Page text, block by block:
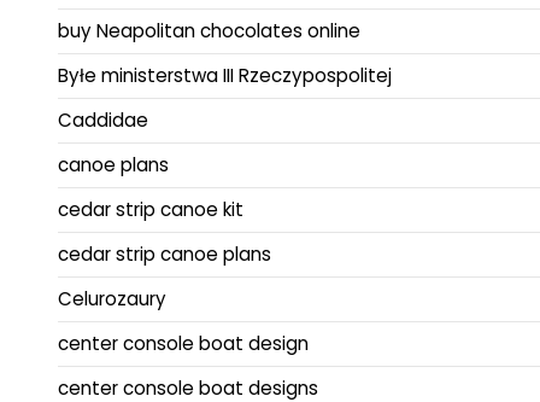
buy Neapolitan chocolates online
Byłe ministerstwa III Rzeczypospolitej
Caddidae
canoe plans
cedar strip canoe kit
cedar strip canoe plans
Celurozaury
center console boat design
center console boat designs